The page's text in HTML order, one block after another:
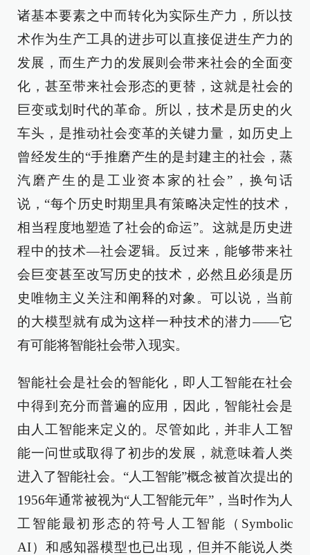
诸基本要素之中而转化为实际生产力，所以技
术作为生产工具的进步可以直接促进生产力的
发展，而生产力的发展则会带来社会的全面变
化，甚至带来社会形态的更替，这就是社会的
巨变或划时代的革命。所以，技术是历史的火
车头，是推动社会变革的关键力量，如历史上
曾经发生的“手推磨产生的是封建主的社会，蒸
汽磨产生的是工业资本家的社会”，换句话
说，“每个历史时期里具有策略决定性的技术，
相当程度地塑造了社会的命运”。这就是历史进
程中的技术—社会逻辑。反过来，能够带来社
会巨变甚至改写历史的技术，必然且必须是历
史唯物主义关注和阐释的对象。可以说，当前
的大模型就有成为这样一种技术的潜力——它
有可能将智能社会带入现实。
智能社会是社会的智能化，即人工智能在社会
中得到充分而普遍的应用，因此，智能社会是
由人工智能来定义的。尽管如此，并非人工智
能一问世或取得了初步的发展，就意味着人类
进入了智能社会。“人工智能”概念被首次提出的
1956年通常被视为“人工智能元年”，当时作为人
工智能最初形态的符号人工智能（Symbolic
AI）和感知器模型也已出现，但并不能说人类